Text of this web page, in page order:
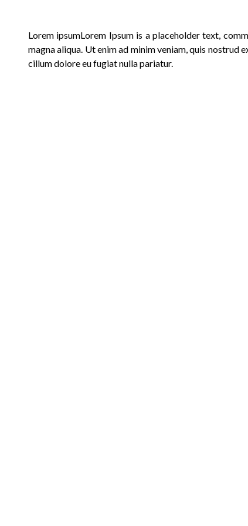
Lorem ipsumLorem Ipsum is a placeholder text,
magna aliqua. Ut enim ad minim veniam, quis
cillum dolore eu fugiat nulla pariatur.